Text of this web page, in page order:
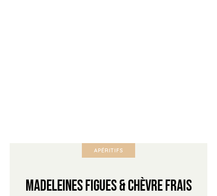
APÉRITIFS
Madeleines Figues & Chèvre Frais